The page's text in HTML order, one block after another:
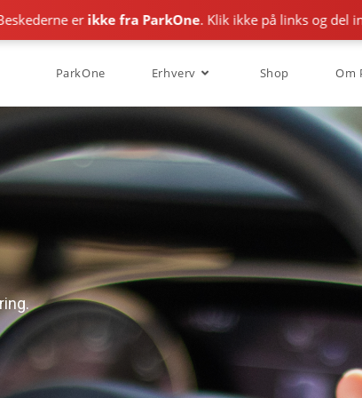
erikke fra ParkOne. Klik ikke på links og del ingen
ParkOne Erhverv Shop Om